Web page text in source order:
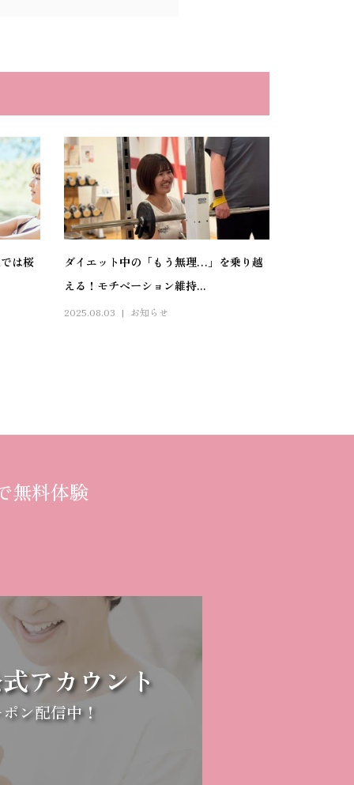
は桜
ダイエット中の「もう無理…」を乗り越
える！モチベーション維持...
2025.08.03 お知らせ
無料体験
アカウント
ン配信中！